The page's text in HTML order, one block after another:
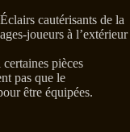
cautérisants de la
joueurs à l’extérieur
pièces
pas que le
être équipées.